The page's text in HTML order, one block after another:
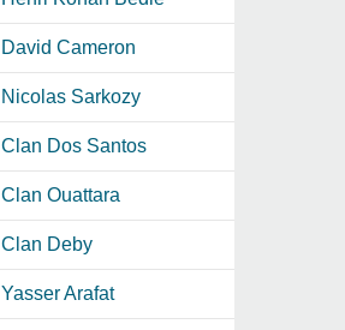
David Cameron
Nicolas Sarkozy
Clan Dos Santos
Clan Ouattara
Clan Deby
Yasser Arafat